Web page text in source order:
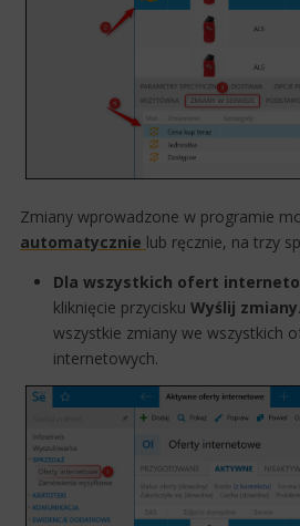
Zmiany wprowadzone w programie
automatycznie ​ lub ręcznie, na trzy
Dla wszystkich ofert
kliknięcie przycisku Wyślij zmiany
wszystkie zmiany we wszystkich
internetowych.